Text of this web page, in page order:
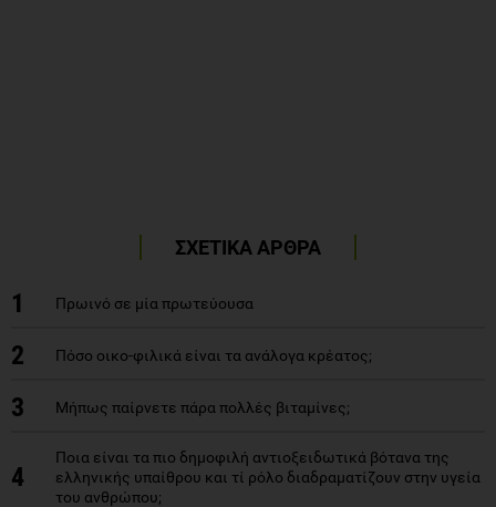
ΣΧΕΤΙΚΑ ΑΡΘΡΑ
1 Πρωινό σε μία πρωτεύουσα
2 Πόσο οικο-φιλικά είναι τα ανάλογα κρέατος;
3 Μήπως παίρνετε πάρα πολλές βιταμίνες;
4
Ποια είναι τα πιο δημοφιλή αντιοξειδωτικά βότανα της
ελληνικής υπαίθρου και τί ρόλο διαδραματίζουν στην υγεία
του ανθρώπου;